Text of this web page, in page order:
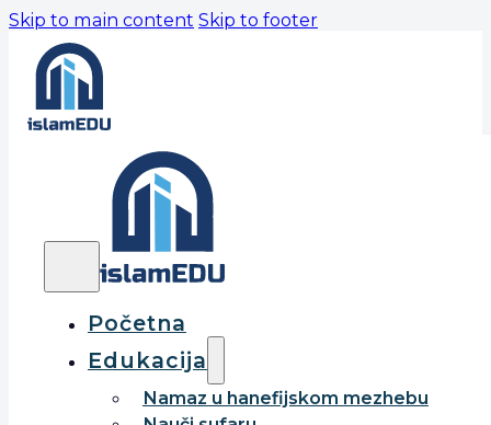
Skip to main content Skip to footer
Početna
Edukacija
Namaz u hanefijskom mezhebu